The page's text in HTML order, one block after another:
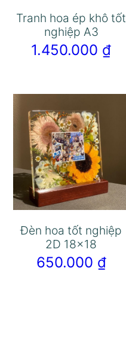
Tranh hoa ép khô tốt
nghiệp A3
1.450.000 ₫
Đèn hoa tốt nghiệp
2D 18×18
650.000 ₫